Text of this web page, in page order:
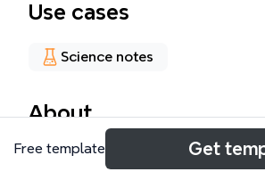
Use cases
Science notes
About
La 'Farma de Receptores
Free template Get